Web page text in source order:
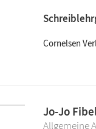
Cornelsen
Jo-Jo
Allgemeine